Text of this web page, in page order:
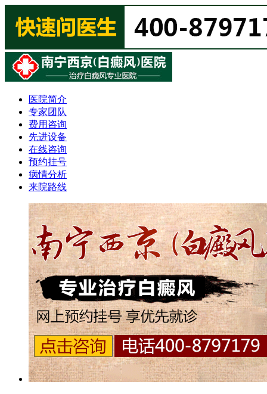
医院简介
专家团队
费用咨询
先进设备
在线咨询
预约挂号
病情分析
来院路线